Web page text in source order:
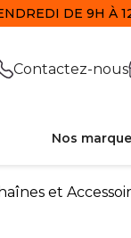
DE 9H À
Contactez-nous
Nos
et